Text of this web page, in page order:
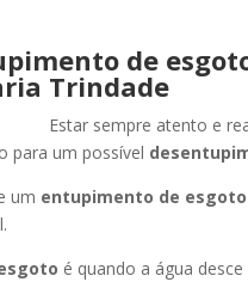
de
Trindade
Estar sempre atento e
para um possível
um entupimento de esgoto
é quando a água